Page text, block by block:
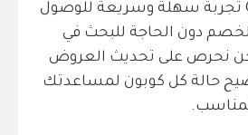
يوفر لك Codezmart تجربة سهلة وسريعة للوصول
دون الحاجة للبحث في
نحرص على تحديث العروض
حالة كل كوبون لمساعدتك